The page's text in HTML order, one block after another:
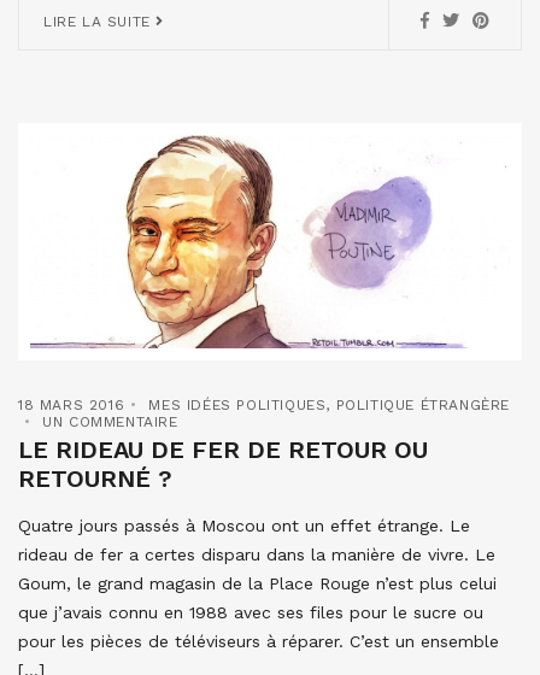
LIRE LA SUITE
18 MARS 2016 MES IDÉES POLITIQUES, POLITIQUE ÉTRANGÈRE
UN COMMENTAIRE
LE RIDEAU DE FER DE RETOUR OU
RETOURNÉ ?
Quatre jours passés à Moscou ont un effet étrange. Le
rideau de fer a certes disparu dans la manière de vivre. Le
Goum, le grand magasin de la Place Rouge n’est plus celui
que j’avais connu en 1988 avec ses files pour le sucre ou
pour les pièces de téléviseurs à réparer. C’est un ensemble
[…]